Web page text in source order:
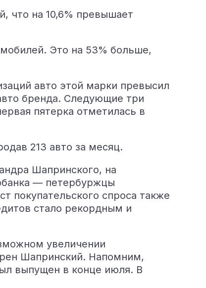
что на 10,6% превышает
Это на 53% больше,
авто этой марки превысил
бренда. Следующие три
пятерка отметилась в
213 авто за месяц.
Шапринского, на
— петербуржцы
покупательского спроса также
стало рекордным и
увеличении
Шапринский. Напомним,
выпущен в конце июля. В